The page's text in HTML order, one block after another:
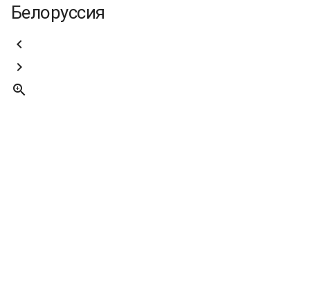
Белоруссия


